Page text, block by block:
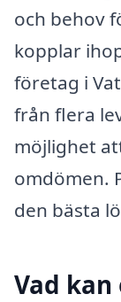
och behov
kopplar
företag i
från flera
möjlighet
omdömen.
den bästa
Vad